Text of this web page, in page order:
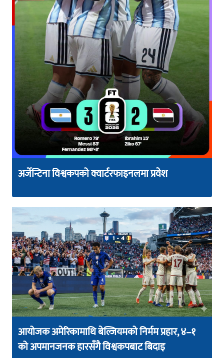
अर्जेन्टिना विश्वकपको क्वार्टरफाइनलमा प्रवेश
आयोजक अमेरिकामाथि बेल्जियमको निर्मम प्रहार, ४–१
को अपमानजनक हारसँगै विश्वकपबाट बिदाइ